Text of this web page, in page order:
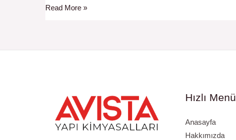
ve
Kaplamalar
Read More »
Hızlı Menü
Anasayfa
Hakkımızda